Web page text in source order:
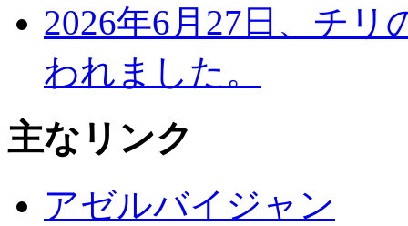
2026年6月27日、チ
われました。
主なリンク
アゼルバイジャン